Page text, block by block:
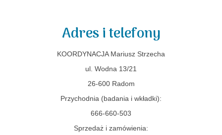
Adres i telefony
KOORDYNACJA Mariusz Strzecha
ul. Wodna 13/21
26-600 Radom
Przychodnia (badania i wkładki):
666-660-503
Sprzedaż i zamówienia: